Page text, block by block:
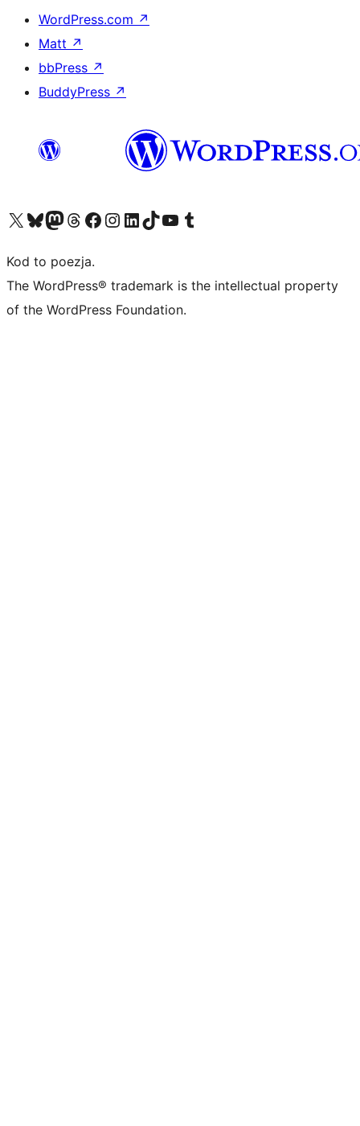
WordPress.com ↗
Matt ↗
bbPress ↗
BuddyPress ↗
Odwiedź nasze konto X (dawniej Twitter)
Odwiedź nasze konto Bluesky
Odwiedź nasze konto na Mastodoncie
Odwiedź naszego Threadsa
Odwiedź naszego Facebooka
Odwiedź nasze konto na Instagramie
Odwiedź nasze konto na LinkedIn
Odwiedź naszego TikToka
Odwiedź nasz kanał YouTube
Odwiedź naszego Tumblra
Kod to poezja.
The WordPress® trademark is the intellectual property
of the WordPress Foundation.